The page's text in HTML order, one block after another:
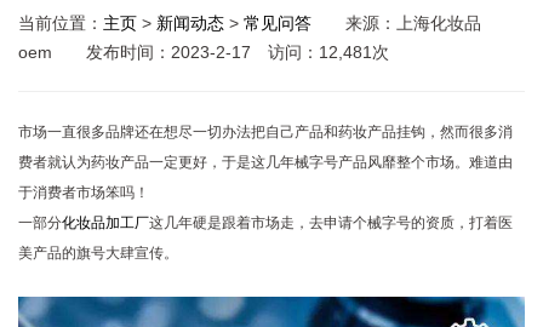
当前位置： 主页 > 新闻动态 > 常见问答 来源：上海化妆品
oem 发布时间：2023-2-17 访问：12,481次
市场一直很多品牌还在想尽一切办法把自己产品和药妆产品挂钩，然而很多消
费者就认为药妆产品一定更好，于是这几年械字号产品风靡整个市场。难道由
于消费者市场笨吗！
一部分化妆品加工厂这几年硬是跟着市场走，去申请个械字号的资质，打着医
美产品的旗号大肆宣传。